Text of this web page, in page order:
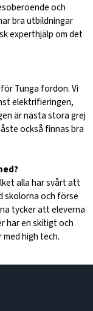
och
bra utbildningar
experthjälp om det
Tunga fordon. Vi
elektrifieringen,
är nästa stora grej
också finnas bra
alla har svårt att
skolorna och förse
tycker att eleverna
har en skitigt och
high tech.